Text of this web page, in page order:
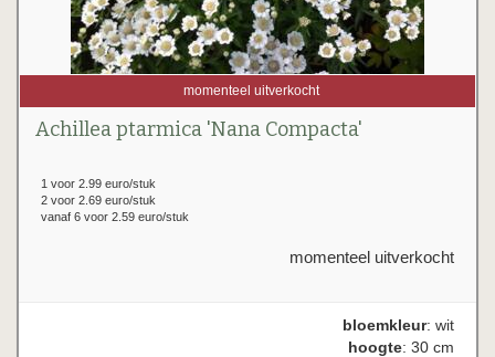
momenteel uitverkocht
Achillea ptarmica 'Nana Compacta'
1 voor 2.99 euro/stuk
2 voor 2.69 euro/stuk
vanaf 6 voor 2.59 euro/stuk
momenteel uitverkocht
bloemkleur: wit
hoogte: 30 cm